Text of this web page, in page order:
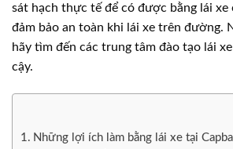
sát hạch thực tế để có được bằng lái xe
đảm bảo an toàn khi lái xe trên đường.
hãy tìm đến các trung tâm đào tạo lái
cậy.
Những lợi ích làm bằng lái xe tại